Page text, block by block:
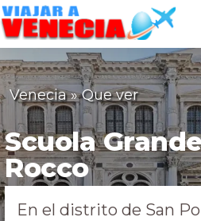
VIAJAR
A
VENECIA
Venecia »Que ver
Scuola
Rocco
En el distrito de San